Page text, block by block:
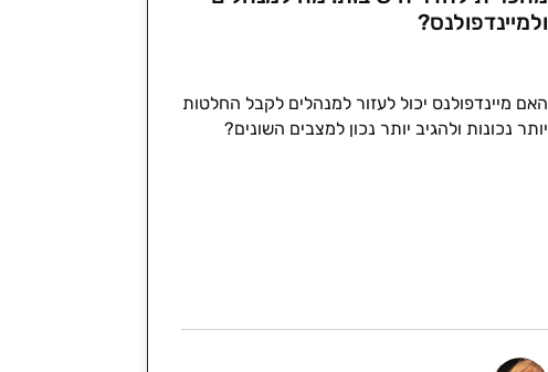
ולמיינדפולנס?
האם מיינדפולנס יכול לעזור למנהלים לקבל החלטות
יותר נכונות ולהגיב יותר נכון למצבים השונים?